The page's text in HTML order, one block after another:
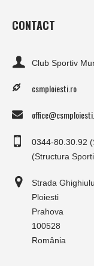
CONTACT
Club Sportiv
csmploiesti.ro
0344-80.30.92
(Structura
Strada
Ploiesti
Prahova
100528
România